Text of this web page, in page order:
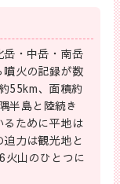
・中岳・南岳
噴火の記録が数
55km、面積約
半島と陸続き
るために平地は
力は観光地と
火山のひとつに